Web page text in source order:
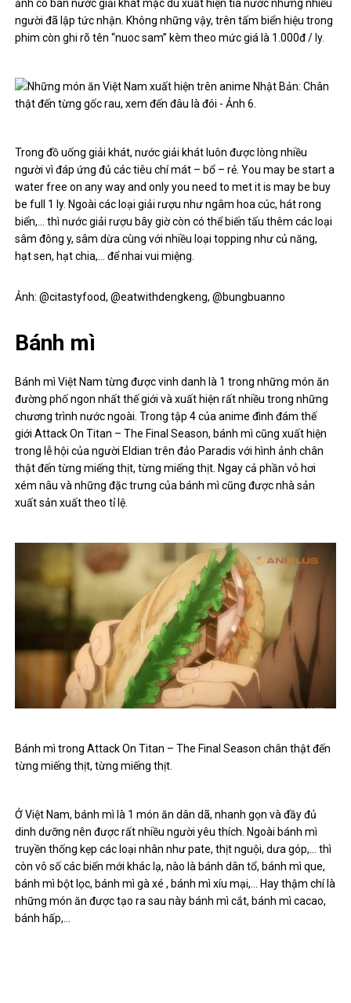
ảnh cô bán nước giải khát mặc dù xuất hiện tia nước nhưng nhiều
người đã lập tức nhận. Không những vậy, trên tấm biển hiệu trong
phim còn ghi rõ tên “nuoc sam” kèm theo mức giá là 1.000đ / ly.
Trong đồ uống giải khát, nước giải khát luôn được lòng nhiều
người vì đáp ứng đủ các tiêu chí mát – bổ – rẻ. You may be start a
water free on any way and only you need to met it is may be buy
be full 1 ly. Ngoài các loại giải rượu như ngâm hoa cúc, hát rong
biển,… thì nước giải rượu bây giờ còn có thể biến tấu thêm các loại
sâm đông y, sâm dừa cùng với nhiều loại topping như củ năng,
hạt sen, hạt chia,… để nhai vui miệng.
Ảnh: @citastyfood, @eatwithdengkeng, @bungbuanno
Bánh mì
Bánh mì Việt Nam từng được vinh danh là 1 trong những món ăn
đường phố ngon nhất thế giới và xuất hiện rất nhiều trong những
chương trình nước ngoài. Trong tập 4 của anime đình đám thế
giới Attack On Titan – The Final Season, bánh mì cũng xuất hiện
trong lễ hội của người Eldian trên đảo Paradis với hình ảnh chân
thật đến từng miếng thịt, từng miếng thịt. Ngay cả phần vỏ hơi
xém nâu và những đặc trưng của bánh mì cũng được nhà sản
xuất sản xuất theo tỉ lệ.
Bánh mì trong Attack On Titan – The Final Season chân thật đến
từng miếng thịt, từng miếng thịt.
Ở Việt Nam, bánh mì là 1 món ăn dân dã, nhanh gọn và đầy đủ
dinh dưỡng nên được rất nhiều người yêu thích. Ngoài bánh mì
truyền thống kẹp các loại nhân như pate, thịt nguội, dưa góp,… thì
còn vô số các biến mới khác lạ, nào là bánh dân tổ, bánh mì que,
bánh mì bột lọc, bánh mì gà xé , bánh mì xíu mại,… Hay thậm chí là
những món ăn được tạo ra sau này bánh mì cắt, bánh mì cacao,
bánh hấp,…